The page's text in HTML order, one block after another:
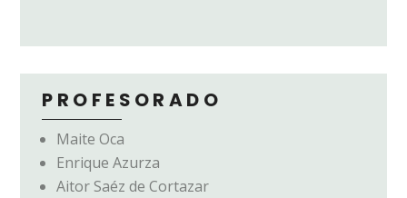
PROFESORADO
Maite Oca
Enrique Azurza
Aitor Saéz de Cortazar